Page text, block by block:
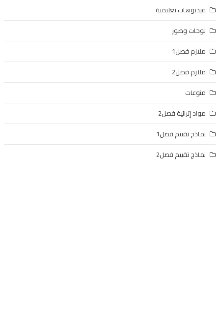
فيديوهات تعليمية
لوحات وصور
ملازم فصل1
ملازم فصل2
منوعات
مواد إثرائية فصل2
نماذج تقييم فصل1
نماذج تقييم فصل2